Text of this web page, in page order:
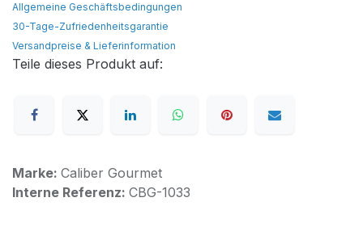
Allgemeine Geschäftsbedingungen
30-Tage-Zufriedenheitsgarantie
Versandpreise & Lieferinformation
Teile dieses Produkt auf:
Marke: Caliber Gourmet
Interne Referenz: CBG-1033